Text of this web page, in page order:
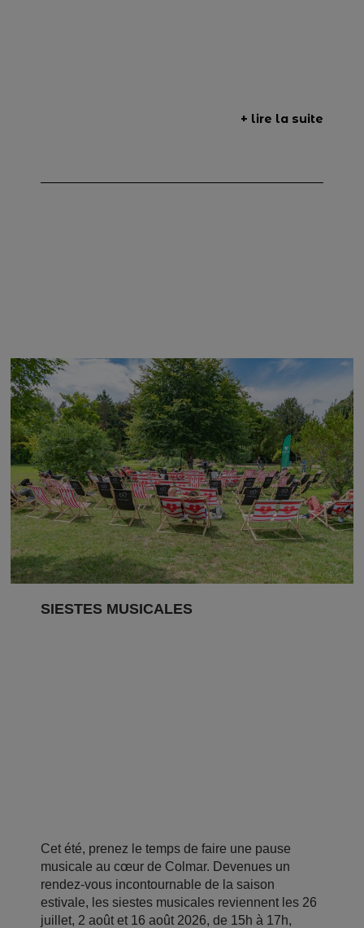
+ lire la suite
SIESTES MUSICALES
Cet été, prenez le temps de faire une pause
musicale au cœur de Colmar. Devenues un
rendez-vous incontournable de la saison
estivale, les siestes musicales reviennent les 26
juillet, 2 août et 16 août 2026, de 15h à 17h,